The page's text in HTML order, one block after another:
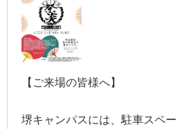
【ご来場の皆様へ】
堺キャンパスには、駐車スペ